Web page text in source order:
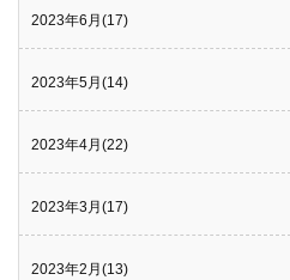
2023年6月(17)
2023年5月(14)
2023年4月(22)
2023年3月(17)
2023年2月(13)